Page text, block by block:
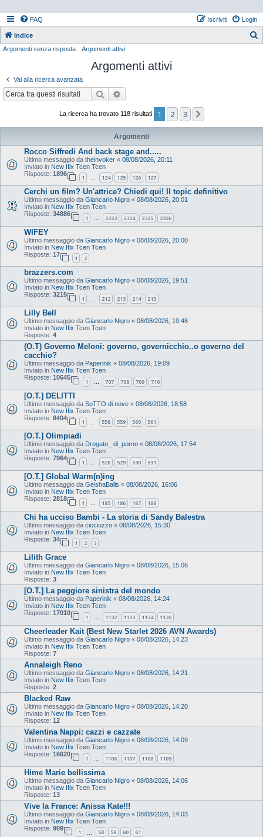
FAQ Login
Iscriviti
Indice
Argomenti senza risposta Argomenti attivi
Argomenti attivi
Vai alla ricerca avanzata
Cerca
La ricerca ha trovato 118 risultati 1 2 3
Argomenti
Rocco Siffredi And back stage and.....
Ultimo messaggio da theinvoker « 08/08/2026, 20:11
Inviato in New Ifix Tcen Tcen
Risposte: 1896
1 124 125 126 127
Cerchi un film? Un'attrice? Chiedi qui! Il topic definitivo
Ultimo messaggio da Giancarlo Nigro « 08/08/2026, 20:01
Inviato in New Ifix Tcen Tcen
Risposte: 34886
1 … 2323 2324 2325 2326
WIFEY
Ultimo messaggio da Giancarlo Nigro « 08/08/2026, 20:00
Inviato in New Ifix Tcen Tcen
Risposte: 17
1 2
brazzers.com
Ultimo messaggio da Giancarlo Nigro « 08/08/2026, 19:51
Inviato in New Ifix Tcen Tcen
Risposte: 3215
1 212 213 214 215
Lilly Bell
Ultimo messaggio da Giancarlo Nigro « 08/08/2026, 19:48
Inviato in New Ifix Tcen Tcen
Risposte: 4
(O.T) Governo Meloni: governo, governicchio..o governo del
cacchio?
Ultimo messaggio da Paperinik « 08/08/2026, 19:09
Inviato in New Ifix Tcen Tcen
Risposte: 10645
1 … 707 708 709 710
[O.T.] DELITTI
Ultimo messaggio da SoTTO di nove « 08/08/2026, 18:58
Inviato in New Ifix Tcen Tcen
Risposte: 8404
1 558 559 560 561
[O.T.] Olimpiadi
Ultimo messaggio da Drogato_ di_porno « 08/08/2026, 17:54
Inviato in New Ifix Tcen Tcen
Risposte: 7964
1 … 528 529 530 531
[O.T.] Global Warm(n)ing
Ultimo messaggio da GeishaBalls « 08/08/2026, 16:06
Inviato in New Ifix Tcen Tcen
Risposte: 2818
1 … 185 186 187 188
Chi ha ucciso Bambi - La storia di Sandy Balestra
Ultimo messaggio da cicciuzzo « 08/08/2026, 15:30
Inviato in New Ifix Tcen Tcen
Risposte: 34
1 2 3
Lilith Grace
Ultimo messaggio da Giancarlo Nigro « 08/08/2026, 15:06
Inviato in New Ifix Tcen Tcen
Risposte: 3
[O.T.] La peggiore sinistra del mondo
Ultimo messaggio da Paperinik « 08/08/2026, 14:24
Inviato in New Ifix Tcen Tcen
Risposte: 17010
1 … 1132 1133 1134 1135
Cheerleader Kait (Best New Starlet 2026 AVN Awards)
Ultimo messaggio da Giancarlo Nigro « 08/08/2026, 14:23
Inviato in New Ifix Tcen Tcen
Risposte: 7
Annaleigh Reno
Ultimo messaggio da Giancarlo Nigro « 08/08/2026, 14:21
Inviato in New Ifix Tcen Tcen
Risposte: 2
Blacked Raw
Ultimo messaggio da Giancarlo Nigro « 08/08/2026, 14:20
Inviato in New Ifix Tcen Tcen
Risposte: 12
Valentina Nappi: cazzi e cazzate
Ultimo messaggio da Giancarlo Nigro « 08/08/2026, 14:09
Inviato in New Ifix Tcen Tcen
Risposte: 16620
1 … 1106 1107 1108 1109
Hime Marie bellissima
Ultimo messaggio da Giancarlo Nigro « 08/08/2026, 14:06
Inviato in New Ifix Tcen Tcen
Risposte: 13
Vive la France: Anissa Kate!!!
Ultimo messaggio da Giancarlo Nigro « 08/08/2026, 14:03
Inviato in New Ifix Tcen Tcen
Risposte: 909
1 58 59 60 61